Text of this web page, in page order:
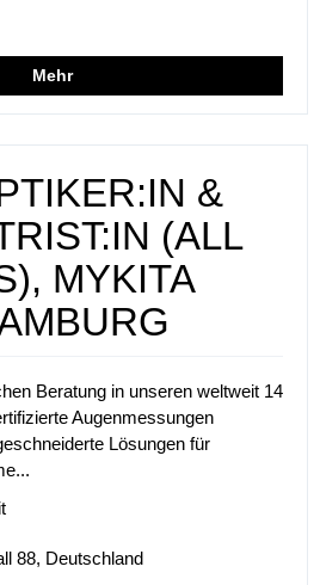
Mehr
&
(ALL
MYKITA
Beratung in unseren weltweit 14
Augenmessungen
Lösungen für
88, Deutschland